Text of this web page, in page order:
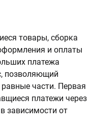
товары, сборка
и оплаты
платежа
позволяющий
части. Первая
платежи через
зависимости от